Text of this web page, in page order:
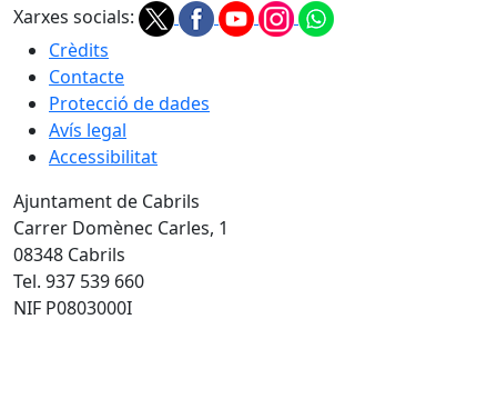
Xarxes socials:
Crèdits
Contacte
Protecció de dades
Avís legal
Accessibilitat
Ajuntament de Cabrils
Carrer Domènec Carles, 1
08348 Cabrils
Tel. 937 539 660
NIF P0803000I